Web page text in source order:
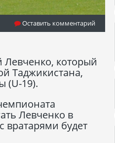
Оставить комментарий
который
Таджикистана,
(U-19).
Левченко в
вратарями будет